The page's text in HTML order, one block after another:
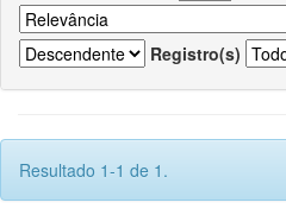
Registro(s)
Resultado 1-1 de 1.